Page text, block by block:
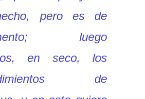
pero es de
luego
en seco, los
de